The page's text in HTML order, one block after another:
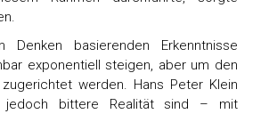
basierenden Erkenntnisse
exponentiell steigen, aber um den
werden. Hans Peter Klein
jedoch bittere Realität sind – mit